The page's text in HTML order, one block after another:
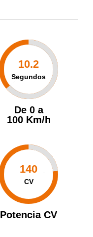
10.2
Segundos
De 0 a
100 Km/h
140
CV
Potencia CV